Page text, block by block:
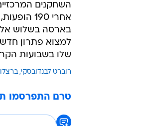
השחקנים
בארסה בשלוש
למצוא פתרון
שלו בשבועות
רוברט לבנדובסקי
טרם התפרסמו